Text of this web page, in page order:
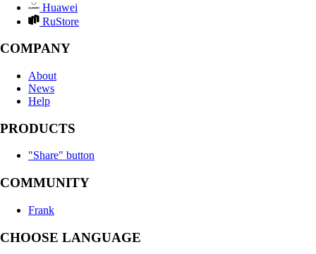
Huawei
RuStore
COMPANY
About
News
Help
PRODUCTS
"Share" button
COMMUNITY
Frank
CHOOSE LANGUAGE